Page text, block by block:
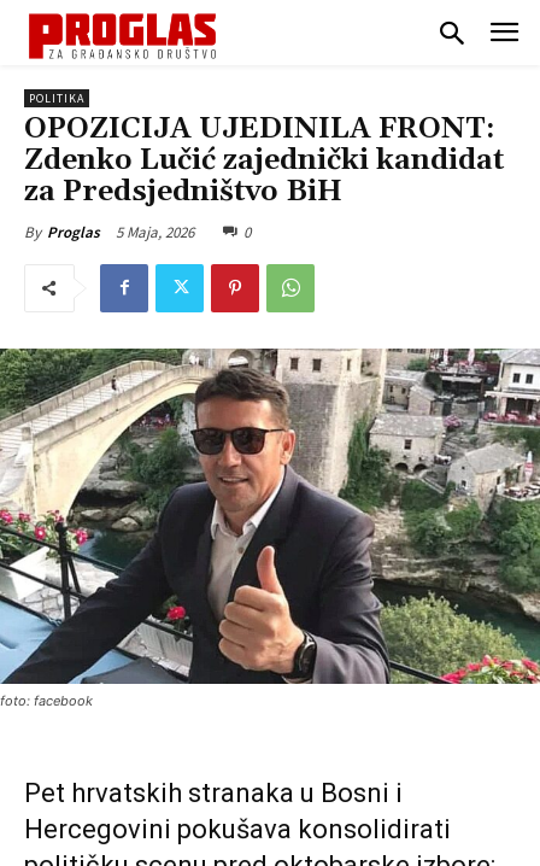
POLITIKA
OPOZICIJA UJEDINILA FRONT:
Zdenko Lučić zajednički kandidat
za Predsjedništvo BiH
By Proglas 5 Maja, 2026 0
foto: facebook
Pet hrvatskih stranaka u Bosni i
Hercegovini pokušava konsolidirati